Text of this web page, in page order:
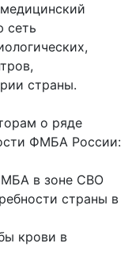
сеть
страны.
о ряде
ФМБА России:
в зоне СВО
страны в
крови в